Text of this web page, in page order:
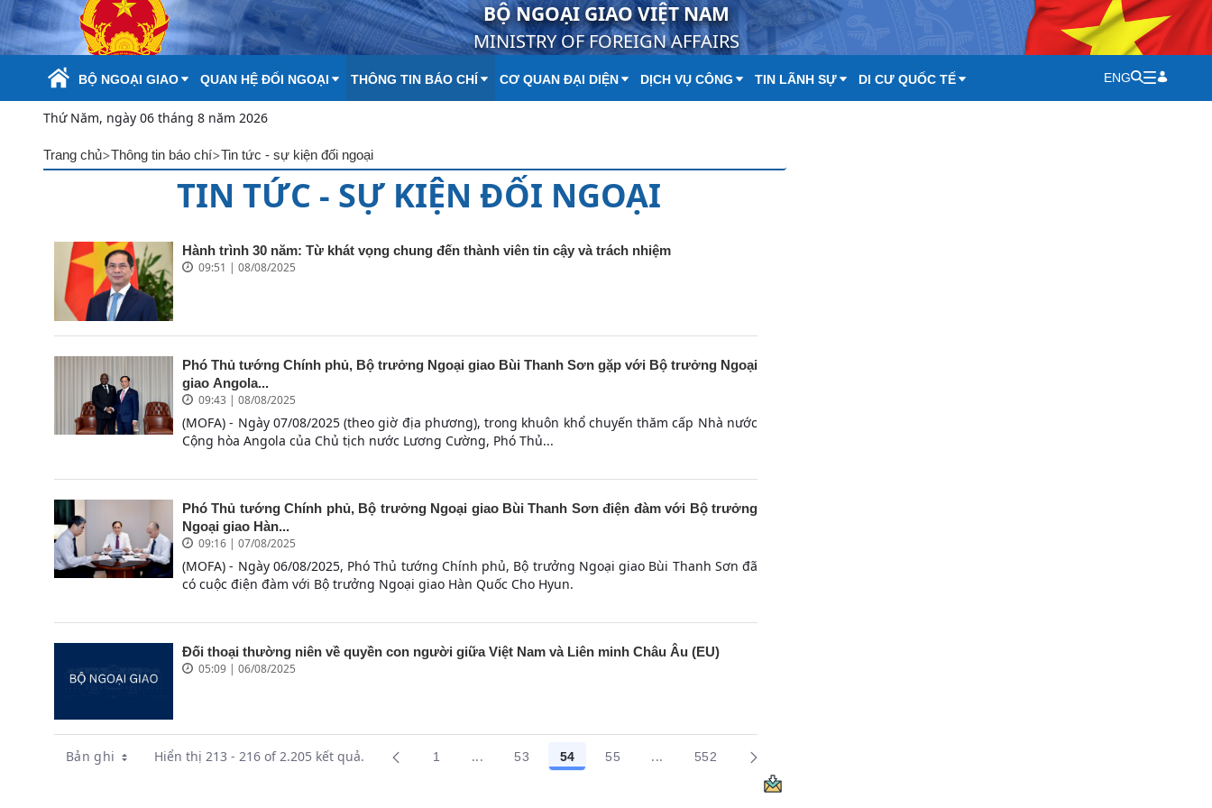
Skip to Main Content BỘ NGOẠI GIAO VIỆT NAM
MINISTRY OF FOREIGN AFFAIRS
BỘ NGOẠI GIAO QUAN HỆ ĐỐI NGOẠI THÔNG TIN BÁO CHÍ CƠ QUAN ĐẠI DIỆN DỊCH VỤ CÔNG TIN LÃNH SỰ DI CƯ QUỐC TẾ ENG
Thứ Năm, ngày 06 tháng 8 năm 2026
Trang chủ>Thông tin báo chí>Tin tức - sự kiện đối ngoại
TIN TỨC - SỰ KIỆN ĐỐI NGOẠI
Hành trình 30 năm: Từ khát vọng chung đến thành viên tin cậy và trách nhiệm
09:51 | 08/08/2025
Phó Thủ tướng Chính phủ, Bộ trưởng Ngoại giao Bùi Thanh Sơn gặp với Bộ trưởng Ngoại
giao Angola...
09:43 | 08/08/2025
(MOFA) - Ngày 07/08/2025 (theo giờ địa phương), trong khuôn khổ chuyến thăm cấp Nhà nước
Cộng hòa Angola của Chủ tịch nước Lương Cường, Phó Thủ...
Phó Thủ tướng Chính phủ, Bộ trưởng Ngoại giao Bùi Thanh Sơn điện đàm với Bộ trưởng
Ngoại giao Hàn...
09:16 | 07/08/2025
(MOFA) - Ngày 06/08/2025, Phó Thủ tướng Chính phủ, Bộ trưởng Ngoại giao Bùi Thanh Sơn đã
có cuộc điện đàm với Bộ trưởng Ngoại giao Hàn Quốc Cho Hyun.
Đối thoại thường niên về quyền con người giữa Việt Nam và Liên minh Châu Âu (EU)
05:09 | 06/08/2025
Bản ghi Hiển thị 213 - 216 of 2.205 kết quả. Các trang trên cổng
1 ...Trang trung gian Use TAB to navigate.
Các trang trên cổng
53 Các trang trên cổng
54 Các trang trên cổng
55 ...Trang trung gian Use TAB to navigate.
Các trang trên cổng
552